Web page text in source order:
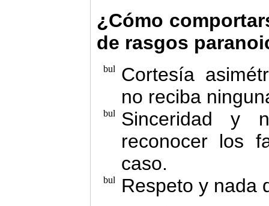
¿Cómo
de rasgos
Cortesía
no reciba
Sinceridad y
reconocer los
caso.
Respeto y nada